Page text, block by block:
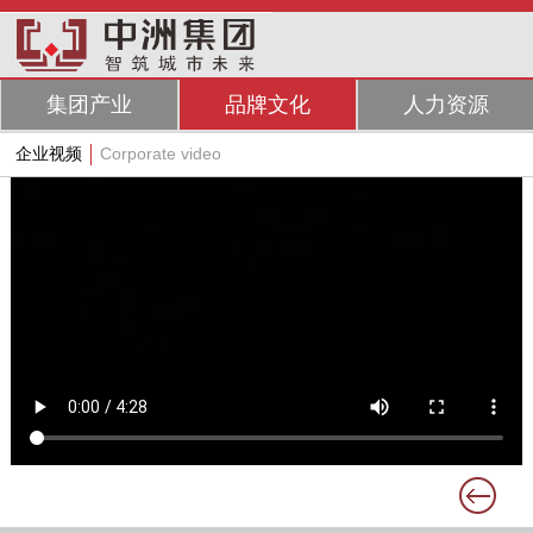
集团产业 品牌文化 人力资源
企业视频 Corporate video